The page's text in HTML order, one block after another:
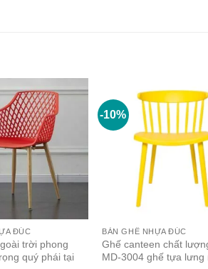
ĐÚC
trời phong
quý phái tại
-10%
BÀN GHẾ NHỰA ĐÚC
Ghế canteen chất
MD-3004 ghế tựa lưng